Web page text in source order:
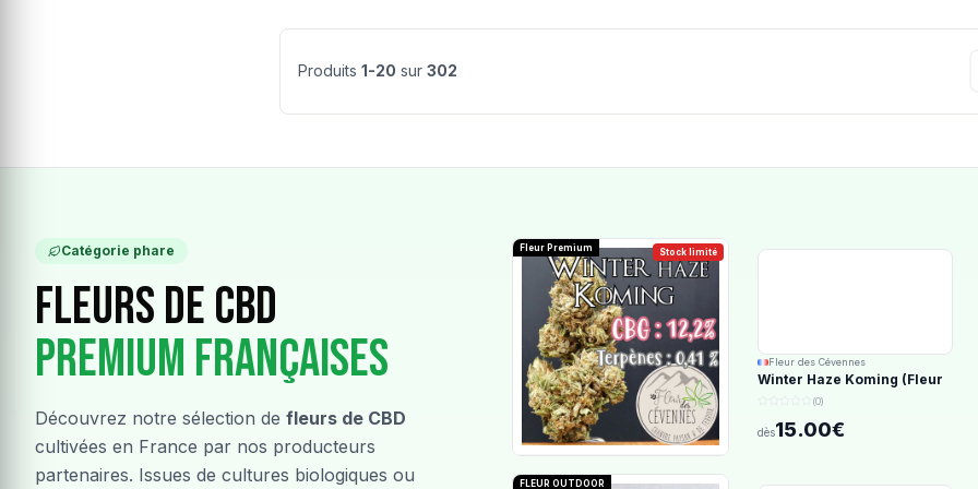
Produits 1-20 sur 302
Catégorie phare
Fleurs de CBD
Premium Françaises
Découvrez notre sélection de fleurs de CBD
cultivées en France par nos producteurs
partenaires. Issues de cultures biologiques ou
Stock limité
Fleur Premium
Fleur des Cévennes
Winter Haze Koming (Fleur
d'Excellence)
(0)
dès15.00€
FLEUR OUTDOOR